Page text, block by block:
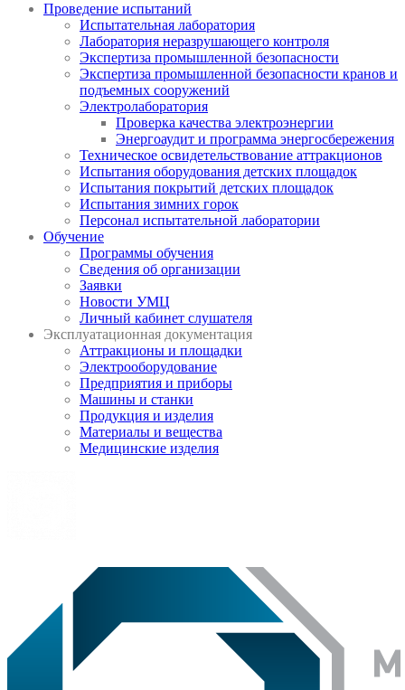
Проведение испытаний
Испытательная лаборатория
Лаборатория неразрушающего контроля
Экспертиза промышленной безопасности
Экспертиза промышленной безопасности кранов и
подъемных сооружений
Электролаборатория
Проверка качества электроэнергии
Энергоаудит и программа энергосбережения
Техническое освидетельствование аттракционов
Испытания оборудования детских площадок
Испытания покрытий детских площадок
Испытания зимних горок
Персонал испытательной лаборатории
Обучение
Программы обучения
Сведения об организации
Заявки
Новости УМЦ
Личный кабинет слушателя
Эксплуатационная документация
Аттракционы и площадки
Электрооборудование
Предприятия и приборы
Машины и станки
Продукция и изделия
Материалы и вещества
Медицинские изделия